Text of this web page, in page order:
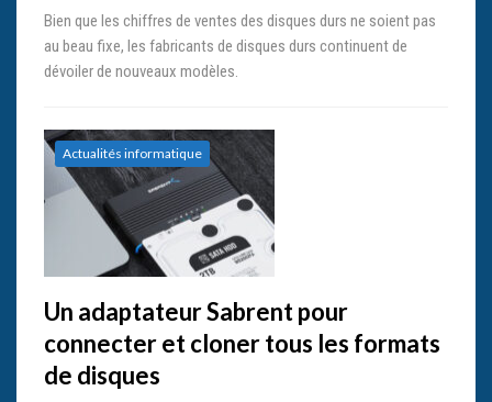
Bien que les chiffres de ventes des disques durs ne soient pas
au beau fixe, les fabricants de disques durs continuent de
dévoiler de nouveaux modèles.
Actualités informatique
Un adaptateur Sabrent pour
connecter et cloner tous les formats
de disques